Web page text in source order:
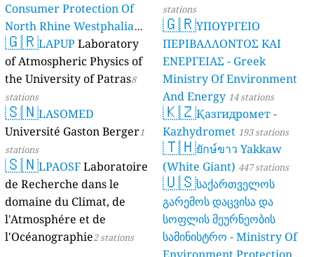
Consumer Protection Of
North Rhine Westphalia
(Landesamt Für Natur,
Umwelt Und
Verbraucherschutz NRW)
61 stations
🇬🇷LAPUP Laboratory
of Atmospheric Physics of
the University of Patras8
stations
🇸🇳LASOMED
Université Gaston Berger1
stations
🇸🇳LPAOSF Laboratoire
de Recherche dans le
domaine du Climat, de
l'Atmosphére et de
l'Océanographie2 stations
stations
🇬🇷ΥΠΟΥΡΓΕΙΟ
ΠΕΡΙΒΑΛΛΟΝΤΟΣ ΚΑΙ
ΕΝΕΡΓΕΙΑΣ - Greek
Ministry Of Environment
And Energy 14 stations
🇰🇿Қазгидромет -
Kazhydromet 193 stations
🇹🇭ยักษ์ขาว Yakkaw
(White Giant) 447 stations
🇺🇸საქართველოს
გარემოს დაცვისა და
სოფლის მეურნეობის
სამინისტრო - Ministry Of